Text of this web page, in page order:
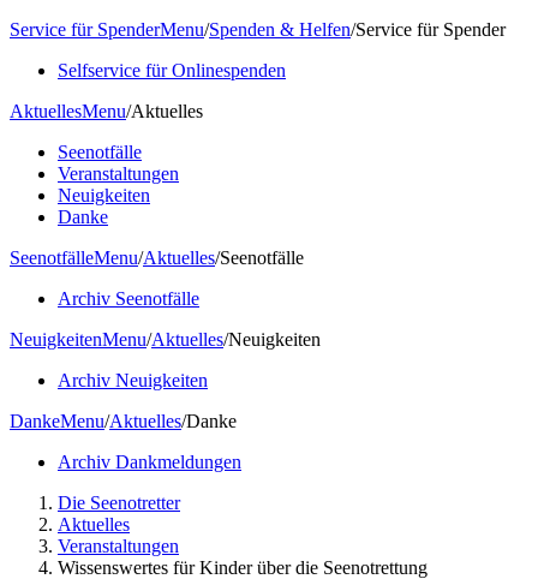
Service für SpenderMenu/Spenden & Helfen/Service für Spender
Selfservice für Onlinespenden
AktuellesMenu/Aktuelles
Seenotfälle
Veranstaltungen
Neuigkeiten
Danke
SeenotfälleMenu/Aktuelles/Seenotfälle
Archiv Seenotfälle
NeuigkeitenMenu/Aktuelles/Neuigkeiten
Archiv Neuigkeiten
DankeMenu/Aktuelles/Danke
Archiv Dankmeldungen
Die Seenotretter
Aktuelles
Veranstaltungen
Wissenswertes für Kinder über die Seenotrettung